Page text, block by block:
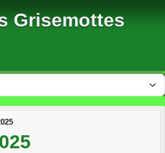
Grisemottes
cookies